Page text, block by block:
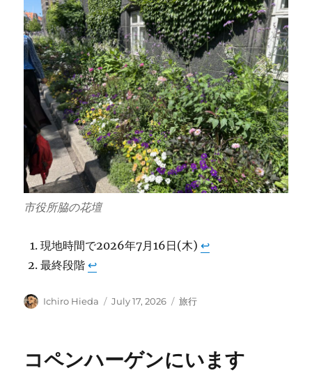
市役所脇の花壇
現地時間で2026年7月16日(木)↩︎
最終段階↩︎
Author
Ichiro Hieda
Posted
July 17, 2026 Categories
旅行
コペンハーゲンにいます